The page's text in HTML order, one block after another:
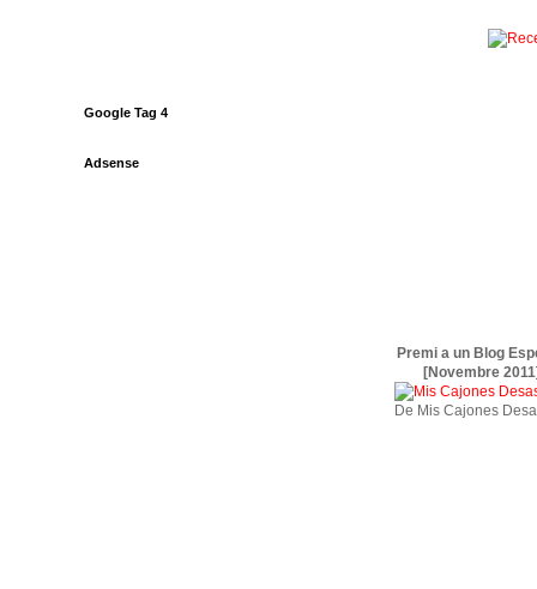
Google Tag 4
Adsense
Premi a un Blog
[Novembre
De Mis Cajones